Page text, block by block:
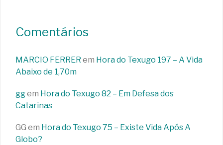
Comentários
MARCIO FERRER em Hora do Texugo 197 – A Vida
Abaixo de 1,70m
ggem Hora do Texugo 82 – Em Defesa dos
Catarinas
GG em Hora do Texugo 75 – Existe Vida Após A
Globo?